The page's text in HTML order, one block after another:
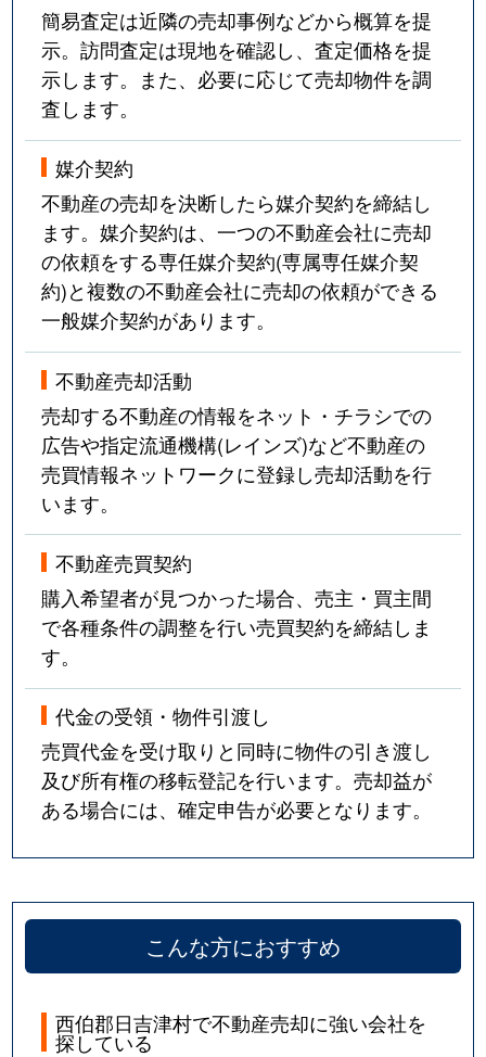
簡易査定は近隣の売却事例などから概算を提
示。訪問査定は現地を確認し、査定価格を提
示します。また、必要に応じて売却物件を調
査します。
媒介契約
不動産の売却を決断したら媒介契約を締結し
ます。媒介契約は、一つの不動産会社に売却
の依頼をする専任媒介契約(専属専任媒介契
約)と複数の不動産会社に売却の依頼ができる
一般媒介契約があります。
不動産売却活動
売却する不動産の情報をネット・チラシでの
広告や指定流通機構(レインズ)など不動産の
売買情報ネットワークに登録し売却活動を行
います。
不動産売買契約
購入希望者が見つかった場合、売主・買主間
で各種条件の調整を行い売買契約を締結しま
す。
代金の受領・物件引渡し
売買代金を受け取りと同時に物件の引き渡し
及び所有権の移転登記を行います。売却益が
ある場合には、確定申告が必要となります。
こんな方におすすめ
西伯郡日吉津村で不動産売却に強い会社を
探している